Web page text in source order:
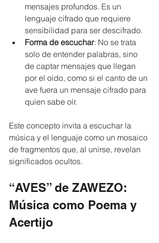
mensajes profundos. Es un
lenguaje cifrado que requiere
sensibilidad para ser descifrado.
Forma de escuchar: No se trata
solo de entender palabras, sino
de captar mensajes que llegan
por el oído, como si el canto de un
ave fuera un mensaje cifrado para
quien sabe oír.
Este concepto invita a escuchar la
música y el lenguaje como un mosaico
de fragmentos que, al unirse, revelan
significados ocultos.
“AVES” de ZAWEZO:
Música como Poema y
Acertijo